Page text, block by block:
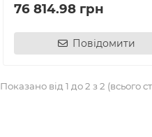
Ajax
76 814.98 грн
Повідомити
Показано від 1 до 2 з 2 (всього